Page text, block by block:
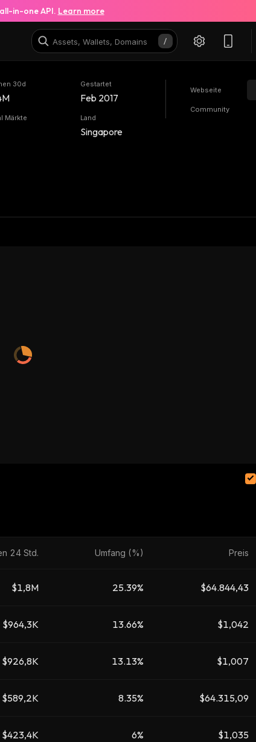
in-one API. Learn more
30d
Märkte
Gestartet
Feb 2017
Land
Singapore
Webseite
Community
24 Std. Umfang (%) Preis
$1,8M 25.39% $64.844,43
$964,3K 13.66% $1,042
$926,8K 13.13% $1,007
$589,2K 8.35% $64.315,09
$423,4K 6% $1,035